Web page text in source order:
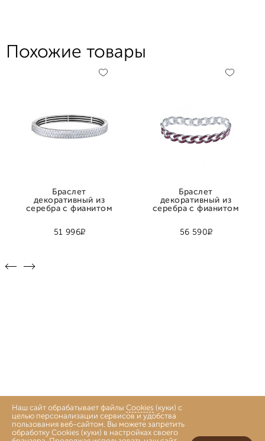
Похожие товары
51 996Р
Браслет
декоративный из
серебра с фианитом
56 590Р
Браслет
декоративный из
серебра с фианитом
Наш сайт обрабатывает файлы Cookies (куки) с
целью персонализации сервисов и удобства
пользования веб-сайтом. Вы можете запретить
обработку Cookies (куки) в настройках своего